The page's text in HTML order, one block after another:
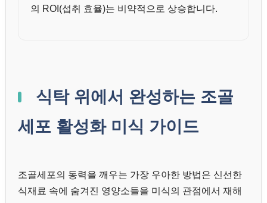
의 ROI(섭취 효율)는 비약적으로 상승합니다.
식탁 위에서 완성하는 조골
세포 활성화 미식 가이드
조골세포의 동력을 깨우는 가장 우아한 방법은 신선한
식재료 속에 숨겨진 영양소들을 미식의 관점에서 재해